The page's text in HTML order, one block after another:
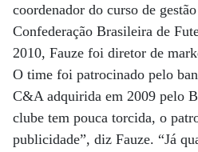
coordenador do curso de
Confederação Brasileira de
2010, Fauze foi diretor de
O time foi patrocinado pelo
C&A adquirida em 2009 pelo
clube tem pouca torcida, o
publicidade”, diz Fauze. “Já